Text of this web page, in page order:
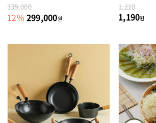
339,000
12% 299,000원
1,210
1,190원